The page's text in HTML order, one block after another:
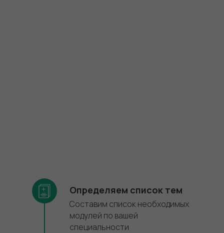
Определяем список тем
Составим список необходимых
модулей по вашей
специальности